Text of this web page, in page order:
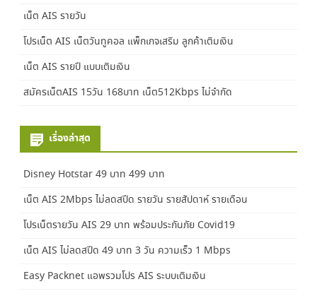
เน็ต AIS รายวัน
โปรเน็ต AIS เน็ตวันทูคอล แพ็กเกจเสริม ลูกค้าเติมเงิน
เน็ต AIS รายปี แบบเติมเงิน
สมัครเน็ตAIS 15วัน 168บาท เน็ต512Kbps ไม่จำกัด
เรื่องล่าสุด
Disney Hotstar 49 บาท 499 บาท
เน็ต AIS 2Mbps ไม่ลดสปีด รายวัน รายสัปดาห์ รายเดือน
โปรเน็ตรายวัน AIS 29 บาท พร้อมประกันภัย Covid19
เน็ต AIS ไม่ลดสปีด 49 บาท 3 วัน ความเร็ว 1 Mbps
Easy Packnet แอพรวมโปร AIS ระบบเติมเงิน